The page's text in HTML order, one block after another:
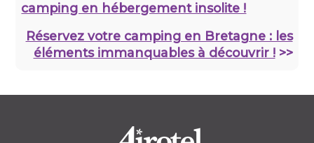
camping en hébergement insolite !
Réservez votre camping en Bretagne : les
éléments immanquables à découvrir !>>